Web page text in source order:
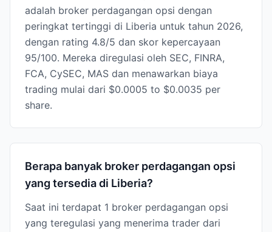
adalah broker perdagangan opsi dengan
peringkat tertinggi di Liberia untuk tahun 2026,
dengan rating 4.8/5 dan skor kepercayaan
95/100. Mereka diregulasi oleh SEC, FINRA,
FCA, CySEC, MAS dan menawarkan biaya
trading mulai dari $0.0005 to $0.0035 per
share.
Berapa banyak broker perdagangan opsi
yang tersedia di Liberia?
Saat ini terdapat 1 broker perdagangan opsi
yang teregulasi yang menerima trader dari